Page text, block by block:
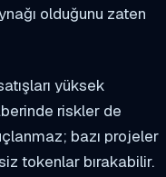
olduğunu zaten
yüksek
riskler de
bazı projeler
tokenlar bırakabilir.